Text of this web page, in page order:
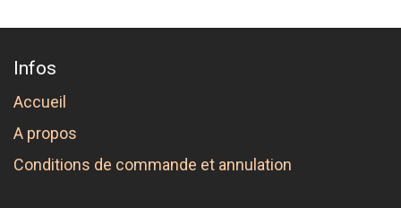
Infos
Accueil
A propos
Conditions de commande et annulation